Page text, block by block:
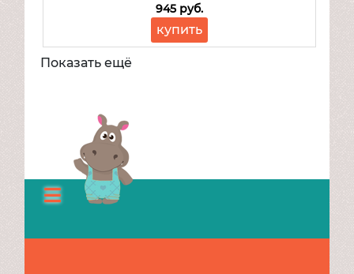
945 руб.
купить
Показать ещё